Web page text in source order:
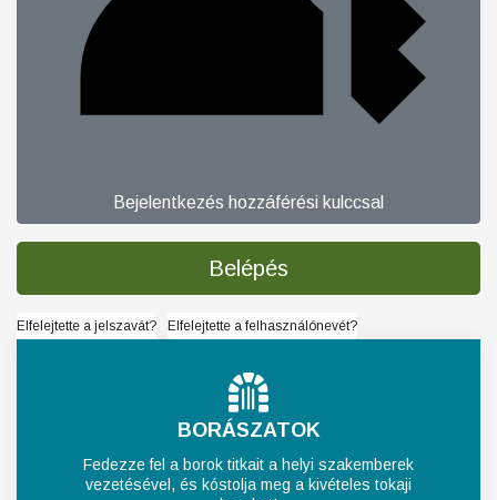
Bejelentkezés hozzáférési kulccsal
Belépés
Elfelejtette a jelszavát? Elfelejtette a felhasználónevét?
BORÁSZATOK
Fedezze fel a borok titkait a helyi szakemberek
vezetésével, és kóstolja meg a kivételes tokaji